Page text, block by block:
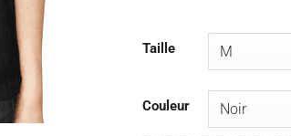
Taille
Couleur